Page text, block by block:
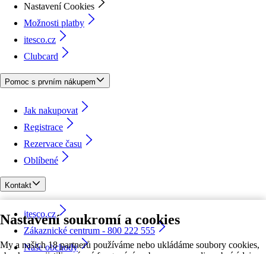
Nastavení soukromí a cookies
My a našich 18 partnerů používáme nebo ukládáme soubory cookies,
Nastavení Cookies
Možnosti platby
itesco.cz
Clubcard
Pomoc s prvním nákupem
Jak nakupovat
Registrace
Rezervace času
Oblíbené
Kontakt
itesco.cz
Zákaznické centrum - 800 222 555
Naše obchody